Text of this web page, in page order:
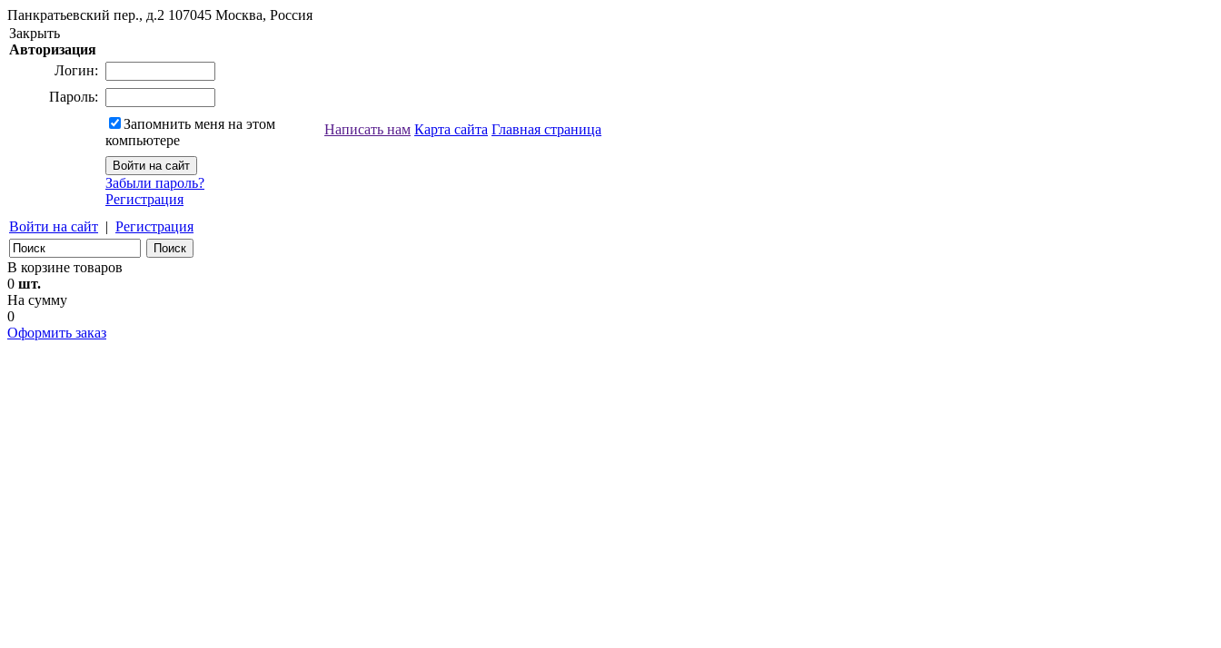
Панкратьевский пер., д.2 107045 Москва, Россия
Закрыть
Авторизация
Логин:
Пароль:
Запомнить меня на этом
компьютере
Забыли пароль?
Регистрация
Войти на сайт | Регистрация
Написать нам Карта сайта Главная страница
В корзине товаров
0 шт.
На сумму
0
Оформить заказ